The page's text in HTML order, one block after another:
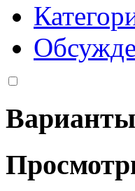
Варианты